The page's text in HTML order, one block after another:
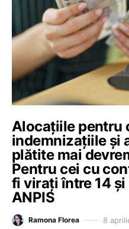
Alocațiile pentru
indemnizațiile și
plătite mai
Pentru cei cu
fi virați între 14
ANPIS
Ramona Florea 8